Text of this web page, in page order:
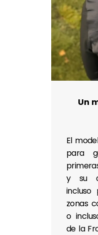
Un
El
para
y su
incluso
zonas
o
de la